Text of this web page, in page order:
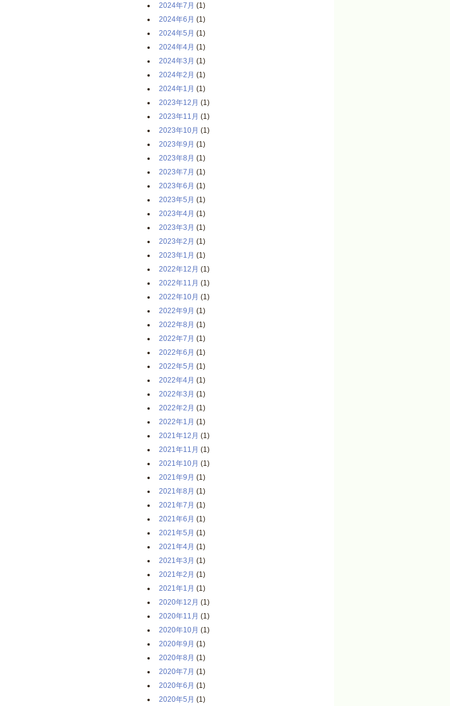
2024年7月 (1)
2024年6月 (1)
2024年5月 (1)
2024年4月 (1)
2024年3月 (1)
2024年2月 (1)
2024年1月 (1)
2023年12月 (1)
2023年11月 (1)
2023年10月 (1)
2023年9月 (1)
2023年8月 (1)
2023年7月 (1)
2023年6月 (1)
2023年5月 (1)
2023年4月 (1)
2023年3月 (1)
2023年2月 (1)
2023年1月 (1)
2022年12月 (1)
2022年11月 (1)
2022年10月 (1)
2022年9月 (1)
2022年8月 (1)
2022年7月 (1)
2022年6月 (1)
2022年5月 (1)
2022年4月 (1)
2022年3月 (1)
2022年2月 (1)
2022年1月 (1)
2021年12月 (1)
2021年11月 (1)
2021年10月 (1)
2021年9月 (1)
2021年8月 (1)
2021年7月 (1)
2021年6月 (1)
2021年5月 (1)
2021年4月 (1)
2021年3月 (1)
2021年2月 (1)
2021年1月 (1)
2020年12月 (1)
2020年11月 (1)
2020年10月 (1)
2020年9月 (1)
2020年8月 (1)
2020年7月 (1)
2020年6月 (1)
2020年5月 (1)